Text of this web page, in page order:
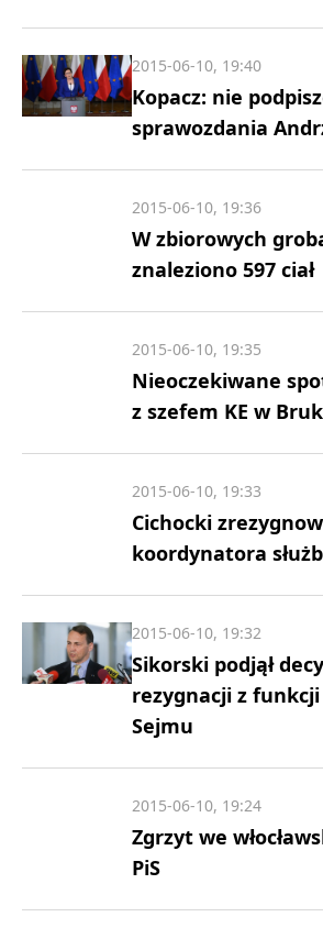
Kopacz: nie
sprawozdania
2015-06-10, 19:40
W zbiorowych
znaleziono 597 ciał
2015-06-10, 19:36
Nieoczekiwane
z szefem KE w
2015-06-10, 19:35
Cichocki
koordynatora
2015-06-10, 19:33
Sikorski podjął
rezygnacji z funkcji
Sejmu
2015-06-10, 19:32
Zgrzyt we
PiS
2015-06-10, 19:24